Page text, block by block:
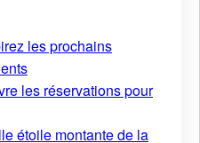
les prochains
les réservations pour
étoile montante de la